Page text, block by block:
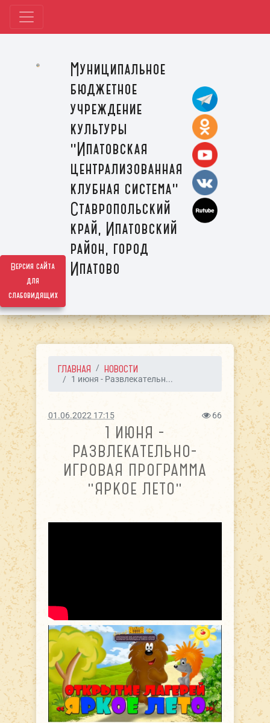
Версия сайта
для
слабовидящих
Муниципальное
бюджетное
учреждение
культуры
"Ипатовская
централизованная
клубная система"
Ставропольский
край, Ипатовский
район, город
Ипатово
ГЛАВНАЯ НОВОСТИ
1 июня - Развлекательн...
01.06.2022 17:15 66
1 ИЮНЯ -
РАЗВЛЕКАТЕЛЬНО-
ИГРОВАЯ ПРОГРАММА
"ЯРКОЕ ЛЕТО"